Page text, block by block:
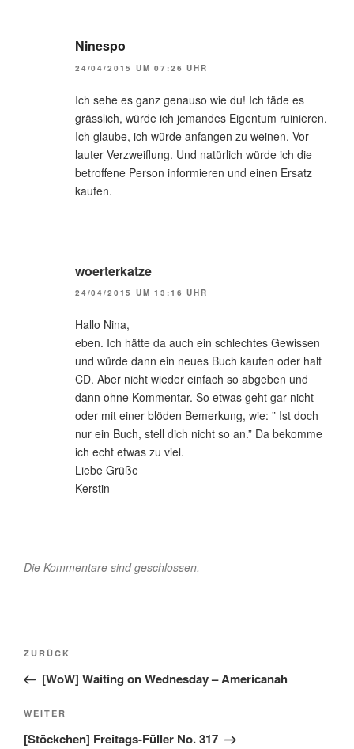
Ninespo
24/04/2015 UM 07:26 UHR
Ich sehe es ganz genauso wie du! Ich fäde es
grässlich, würde ich jemandes Eigentum ruinieren.
Ich glaube, ich würde anfangen zu weinen. Vor
lauter Verzweiflung. Und natürlich würde ich die
betroffene Person informieren und einen Ersatz
kaufen.
woerterkatze
24/04/2015 UM 13:16 UHR
Hallo Nina,
eben. Ich hätte da auch ein schlechtes Gewissen
und würde dann ein neues Buch kaufen oder halt
CD. Aber nicht wieder einfach so abgeben und
dann ohne Kommentar. So etwas geht gar nicht
oder mit einer blöden Bemerkung, wie: ” Ist doch
nur ein Buch, stell dich nicht so an.” Da bekomme
ich echt etwas zu viel.
Liebe Grüße
Kerstin
Die Kommentare sind geschlossen.
Beitragsnavigation
Vorheriger
Beitrag
ZURÜCK
[WoW] Waiting on Wednesday – Americanah
Nächster
Beitrag
WEITER
[Stöckchen] Freitags-Füller No. 317